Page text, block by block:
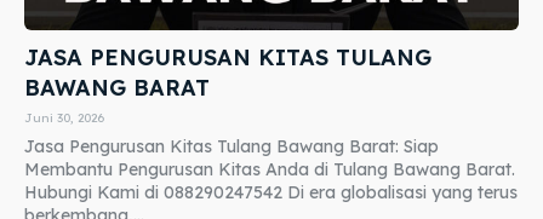
JASA PENGURUSAN KITAS TULANG
BAWANG BARAT
Juni 30, 2026
Jasa Pengurusan Kitas Tulang Bawang Barat: Siap
Membantu Pengurusan Kitas Anda di Tulang Bawang Barat.
Hubungi Kami di 088290247542 Di era globalisasi yang terus